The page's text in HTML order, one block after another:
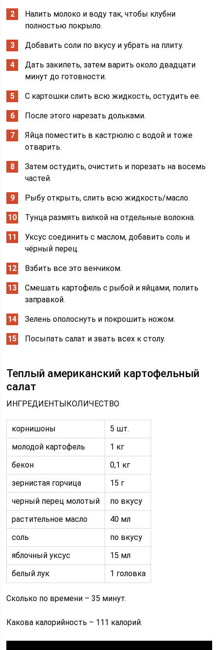
Налить молоко и воду так, чтобы клубни
полностью покрыло.
Добавить соли по вкусу и убрать на плиту.
Дать закипеть, затем варить около двадцати
минут до готовности.
С картошки слить всю жидкость, остудить ее.
После этого нарезать дольками.
Яйца поместить в кастрюлю с водой и тоже
отварить.
Затем остудить, очистить и порезать на восемь
частей.
Рыбу открыть, слить всю жидкость/масло.
Тунца размять вилкой на отдельные волокна.
Уксус соединить с маслом, добавить соль и
чёрный перец.
Взбить все это венчиком.
Смешать картофель с рыбой и яйцами, полить
заправкой.
Зелень ополоснуть и покрошить ножом.
Посыпать салат и звать всех к столу.
Теплый американский картофельный
салат
ИНГРЕДИЕНТЫКОЛИЧЕСТВО
корнишоны
5 шт.
молодой картофель
1 кг
бекон
0,1 кг
зернистая горчица
15 г
черный перец молотый
по вкусу
растительное масло
40 мл
соль
по вкусу
яблочный уксус
15 мл
белый лук
1 головка
Сколько по времени – 35 минут.
Какова калорийность – 111 калорий.